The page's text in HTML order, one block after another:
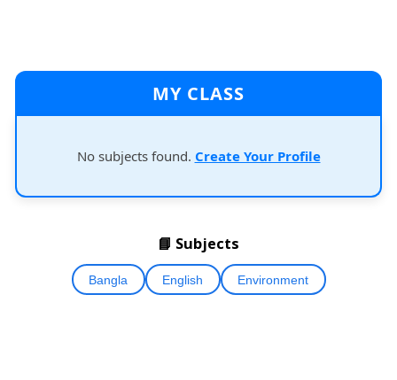
MY CLASS
No subjects found. Create Your Profile
📘 Subjects
Bangla English Environment